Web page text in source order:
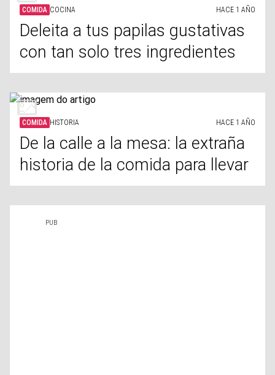
COMIDA COCINA HACE 1 AÑO
Deleita a tus papilas gustativas
con tan solo tres ingredientes
COMIDA HISTORIA HACE 1 AÑO
De la calle a la mesa: la extraña
historia de la comida para llevar